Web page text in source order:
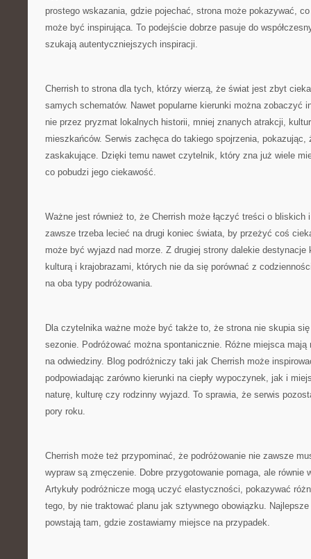
prostego wskazania, gdzie pojechać, strona może pokazywać,
może być inspirująca. To podejście dobrze pasuje do
szukają autentyczniejszych inspiracji.
Cherrish to strona dla tych, którzy wierzą, że świat jest zbyt
samych schematów. Nawet popularne kierunki można zobaczyć
nie przez pryzmat lokalnych historii, mniej znanych atrakcji,
mieszkańców. Serwis zachęca do takiego spojrzenia, pokazując,
zaskakujące. Dzięki temu nawet czytelnik, który zna już wiele
co pobudzi jego ciekawość.
Ważne jest również to, że Cherrish może łączyć treści o bliskich
zawsze trzeba lecieć na drugi koniec świata, by przeżyć coś
może być wyjazd nad morze. Z drugiej strony dalekie destynacje
kulturą i krajobrazami, których nie da się porównać z
na oba typy podróżowania.
Dla czytelnika ważne może być także to, że strona nie skupia się
sezonie. Podróżować można spontanicznie. Różne miejsca
na odwiedziny. Blog podróżniczy taki jak Cherrish może
podpowiadając zarówno kierunki na ciepły wypoczynek, jak i
naturę, kulturę czy rodzinny wyjazd. To sprawia, że serwis
pory roku.
Cherrish może też przypominać, że podróżowanie nie zawsze
wypraw są zmęczenie. Dobre przygotowanie pomaga, ale równie
Artykuły podróżnicze mogą uczyć elastyczności, pokazywać
tego, by nie traktować planu jak sztywnego obowiązku.
powstają tam, gdzie zostawiamy miejsce na przypadek.